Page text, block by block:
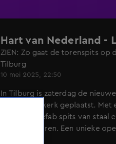
Hart van Nederland -
ZIEN: Zo gaat de torenspits op
Tilburg
10 mei 2025, 22:50
In Tilburg is zaterdag de
Sacramentskerk geplaatst. Met
werd de prefab spits van staal
tot op de toren. Een unieke